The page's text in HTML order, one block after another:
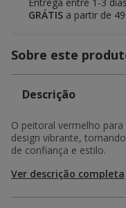
GRÁTIS a partir de
Sobre este
Descrição
O peitoral vermelho
design vibrante,
de confiança e estilo.
Ver descrição completa